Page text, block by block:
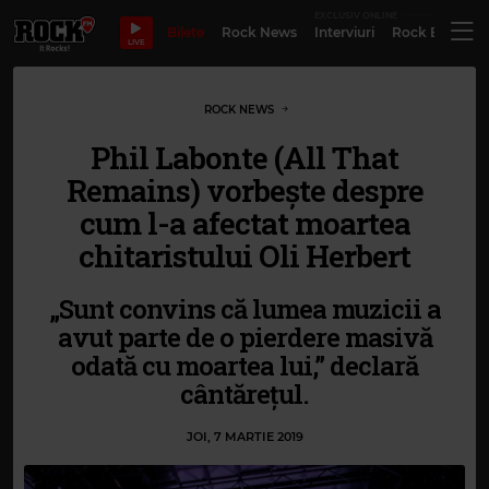
LIVE
Bilete Rock News Interviuri Rock
ROCK NEWS
Phil Labonte (All That
Remains) vorbește despre
cum l-a afectat moartea
chitaristului Oli Herbert
„Sunt convins că lumea muzicii a
avut parte de o pierdere masivă
odată cu moartea lui,” declară
cântărețul.
JOI, 7 MARTIE 2019